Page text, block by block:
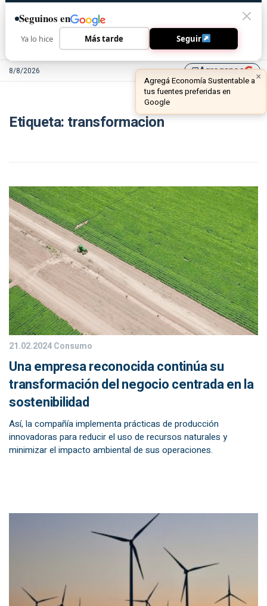
8/8/2026 library_addAgreganos ×
Agregá Economía Sustentable a
tus fuentes preferidas en
Google
Etiqueta: transformacion
21.02.2024Consumo
Una empresa reconocida continúa su
transformación del negocio centrada en la
sostenibilidad
Así, la compañía implementa prácticas de producción
innovadoras para reducir el uso de recursos naturales y
minimizar el impacto ambiental de sus operaciones.
Seguinos en
Ya lo hice Más tarde Seguir